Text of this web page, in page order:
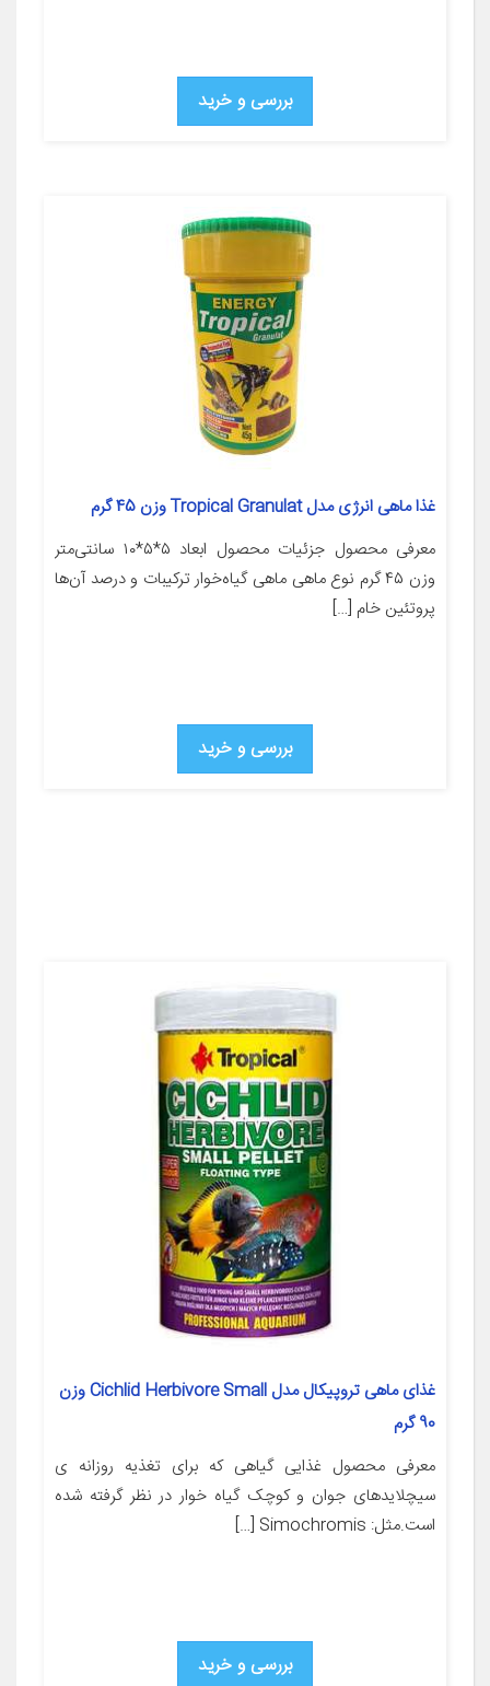
بررسی و خرید
غذا ماهی انرژی مدل Tropical Granulat وزن 45 گرم
معرفی محصول جزئیات محصول ابعاد ۵*۵*۱۰ سانتی‌متر
وزن ۴۵ گرم نوع ماهی ماهی گیاه‌خوار ترکیبات و درصد آن‌ها
پروتئین خام […]
بررسی و خرید
غذای ماهی تروپیکال مدل Cichlid Herbivore Small وزن
90 گرم
معرفی محصول غذایی گیاهی که برای تغذیه روزانه ی
سیچلایدهای جوان و کوچک گیاه خوار در نظر گرفته شده
است.مثل: Simochromis […]
بررسی و خرید